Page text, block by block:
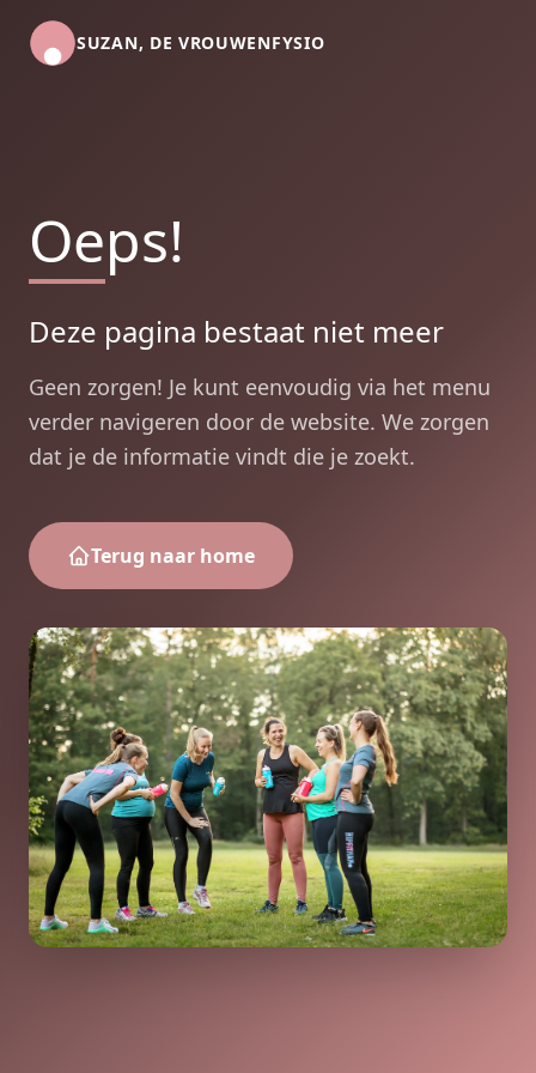
SUZAN, DE VROUWENFYSIO
Oeps!
Deze pagina bestaat niet meer
Geen zorgen! Je kunt eenvoudig via het menu
verder navigeren door de website. We zorgen
dat je de informatie vindt die je zoekt.
Terug naar home